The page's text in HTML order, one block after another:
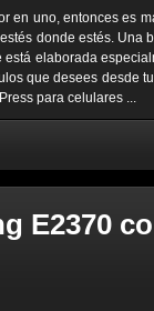
en uno, entonces es
donde estés. Una
elaborada
que desees desde
para celulares ...
E2370